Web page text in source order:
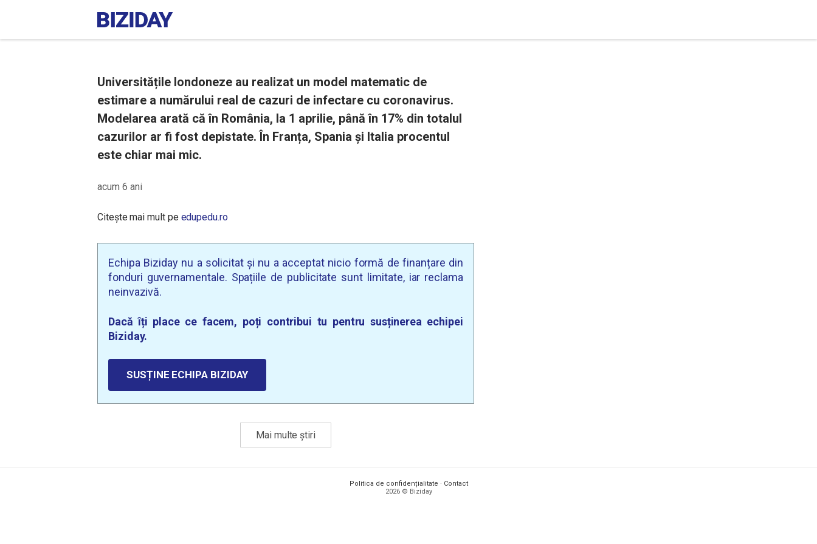
Universitățile londoneze au realizat un model matematic de
estimare a numărului real de cazuri de infectare cu coronavirus.
Modelarea arată că în România, la 1 aprilie, până în 17% din totalul
cazurilor ar fi fost depistate. În Franța, Spania și Italia procentul
este chiar mai mic.
acum 6 ani
Citește mai mult pe edupedu.ro
Echipa Biziday nu a solicitat și nu a acceptat nicio formă de finanțare din
fonduri guvernamentale. Spațiile de publicitate sunt limitate, iar reclama
neinvazivă.
Dacă îți place ce facem, poți contribui tu pentru susținerea echipei
Biziday.
SUSȚINE ECHIPA BIZIDAY
Mai multe știri
Politica de confidențialitate · Contact
2026 © Biziday